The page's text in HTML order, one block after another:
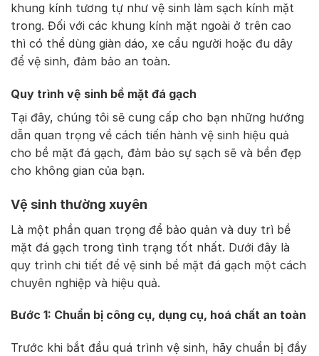
khung kính tương tự như vệ sinh làm sạch kính mặt
trong. Đối với các khung kính mặt ngoài ở trên cao
thì có thể dùng giàn dáo, xe cẩu người hoặc đu dây
để vệ sinh, đảm bảo an toàn.
Quy trình vệ sinh bề mặt đá gạch
Tại đây, chúng tôi sẽ cung cấp cho bạn những hướng
dẫn quan trọng về cách tiến hành vệ sinh hiệu quả
cho bề mặt đá gạch, đảm bảo sự sạch sẽ và bền đẹp
cho không gian của bạn.
Vệ sinh thường xuyên
Là một phần quan trọng để bảo quản và duy trì bề
mặt đá gạch trong tình trạng tốt nhất. Dưới đây là
quy trình chi tiết để vệ sinh bề mặt đá gạch một cách
chuyên nghiệp và hiệu quả.
Bước 1: Chuẩn bị công cụ, dụng cụ, hoá chất an toàn
Trước khi bắt đầu quá trình vệ sinh, hãy chuẩn bị đầy